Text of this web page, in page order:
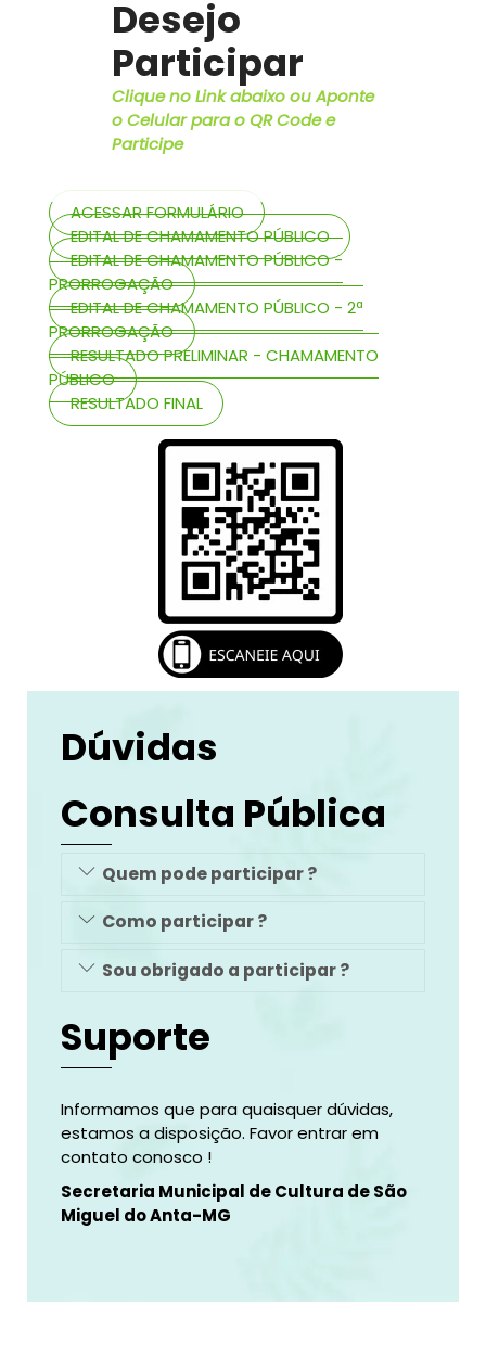
Desejo
Participar
Clique no Link abaixo ou Aponte
o Celular para o QR Code e
Participe
ACESSAR FORMULÁRIO
EDITAL DE CHAMAMENTO PÚBLICO
EDITAL DE CHAMAMENTO PÚBLICO -
PRORROGAÇÃO
EDITAL DE CHAMAMENTO PÚBLICO - 2ª
PRORROGAÇÃO
RESULTADO PRELIMINAR - CHAMAMENTO
PÚBLICO
RESULTADO FINAL
Dúvidas
Consulta Pública
Quem pode participar ?
Como participar ?
Sou obrigado a participar ?
Suporte
Informamos que para quaisquer dúvidas,
estamos a disposição. Favor entrar em
contato conosco !
Secretaria Municipal de Cultura de São
Miguel do Anta-MG